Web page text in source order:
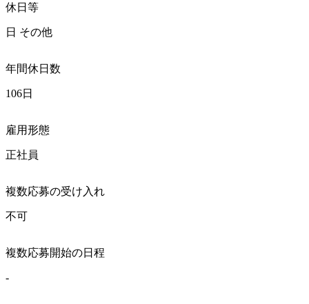
休日等
日 その他
年間休日数
106日
雇用形態
正社員
複数応募の受け入れ
不可
複数応募開始の日程
-